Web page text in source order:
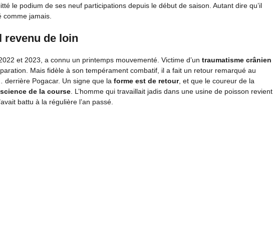
le podium de ses neuf participations depuis le début de saison. Autant dire qu’il
comme jamais.
revenu de loin
et 2023, a connu un printemps mouvementé. Victime d’un traumatisme crânien
Mais fidèle à son tempérament combatif, il a fait un retour remarqué au
Pogacar. Un signe que la forme est de retour, et que le coureur de la
science de la course. L’homme qui travaillait jadis dans une usine de poisson revient
battu à la régulière l’an passé.